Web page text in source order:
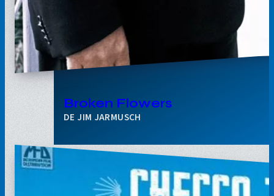
Broken Flowers
JIM JARMUSCH